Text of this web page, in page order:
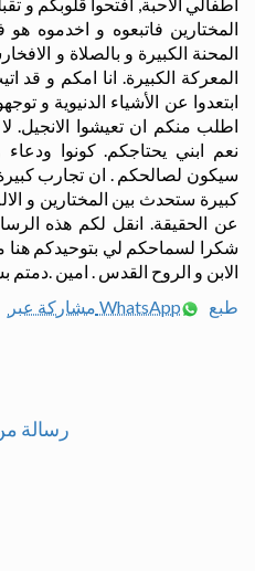
المختارين فاتبعوه و اخدموه
المحنة الكبيرة و بالصلاة و
المعركة الكبيرة. انا امكم و قد
ابتعدوا عن الأشياء الدنيوية و
اطلب منكم ان تعيشوا الانجيل.
نعم ابني يحتاجكم. كونوا
سيكون لصالحكم . ان تجارب
كبيرة ستحدث بين المختارين و
عن الحقيقة. انقل لكم هذه
شكرا لسماحكم لي بتوحيدكم هنا
الابن و الروح القدس . امين .دمتم
مشاركة عبر WhatsApp
طبع
رسالة